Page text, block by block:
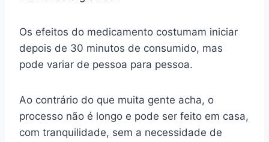
Os efeitos do medicamento costumam iniciar
depois de 30 minutos de consumido, mas
pode variar de pessoa para pessoa.
Ao contrário do que muita gente acha, o
processo não é longo e pode ser feito em casa,
com tranquilidade, sem a necessidade de